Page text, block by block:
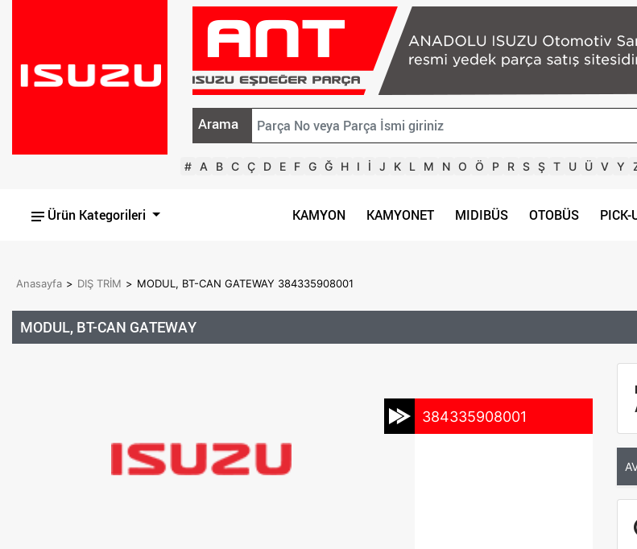
Arama
# A B C Ç D E F G Ğ H I İ J K L M N O Ö P R S Ş T U Ü V Y
Ürün Kategorileri KAMYON KAMYONET MIDIBÜS OTOBÜS PICK-
Anasayfa > DIŞ TRİM > MODUL, BT-CAN GATEWAY 384335908001
MODUL, BT-CAN GATEWAY
384335908001